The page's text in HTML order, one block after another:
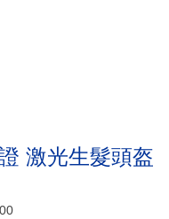
激光生髮頭盔